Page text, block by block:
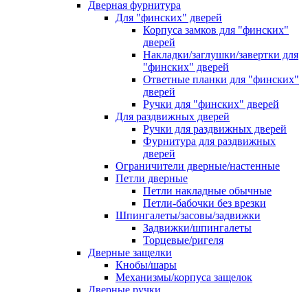
Дверная фурнитура
Для "финских" дверей
Корпуса замков для "финских"
дверей
Накладки/заглушки/завертки для
"финских" дверей
Ответные планки для "финских"
дверей
Ручки для "финских" дверей
Для раздвижных дверей
Ручки для раздвижных дверей
Фурнитура для раздвижных
дверей
Ограничители дверные/настенные
Петли дверные
Петли накладные обычные
Петли-бабочки без врезки
Шпингалеты/засовы/задвижки
Задвижки/шпингалеты
Торцевые/ригеля
Дверные защелки
Кнобы/шары
Механизмы/корпуса защелок